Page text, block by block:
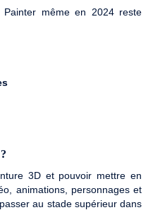
même en 2024 reste
3D et pouvoir mettre en
animations, personnages et
au stade supérieur dans